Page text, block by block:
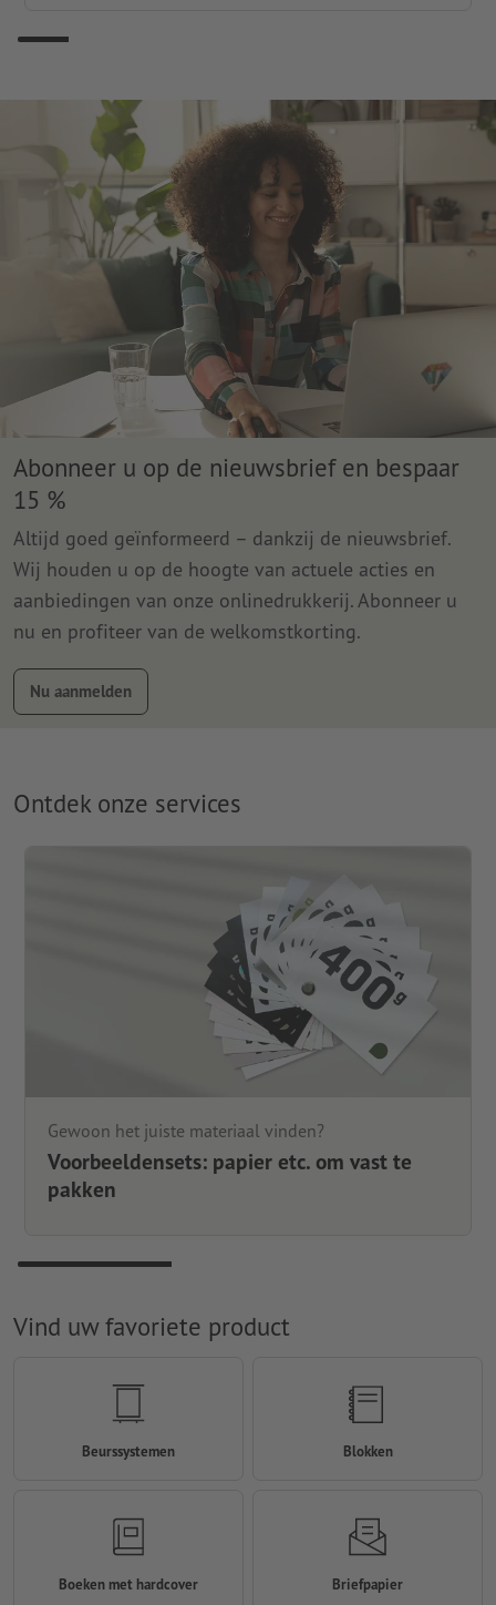
Abonneer u op de nieuwsbrief en bespaar
15 %
Altijd goed geïnformeerd – dankzij de nieuwsbrief.
Wij houden u op de hoogte van actuele acties en
aanbiedingen van onze onlinedrukkerij. Abonneer u
nu en profiteer van de welkomstkorting.
Nu aanmelden
Ontdek onze services
Gewoon het juiste materiaal vinden?
Voorbeeldensets: papier etc. om vast te
pakken
Vind uw favoriete product
Beurssystemen Blokken
Boeken met hardcover Briefpapier